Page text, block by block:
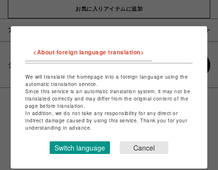
お気に入りアイテムに追加
アイテム説明 / 素材
シェアする
<About foreign language translation>
We will translate the homepage into a foreign language using the
automatic translation service.
Since this service is an automatic translation system, it may not be
translated correctly and may differ from the original content of the
page before translation.
In addition, we do not take any responsibility for any direct or
indirect damage caused by using this service. Thank you for your
understanding in advance.
Switch language Cancel